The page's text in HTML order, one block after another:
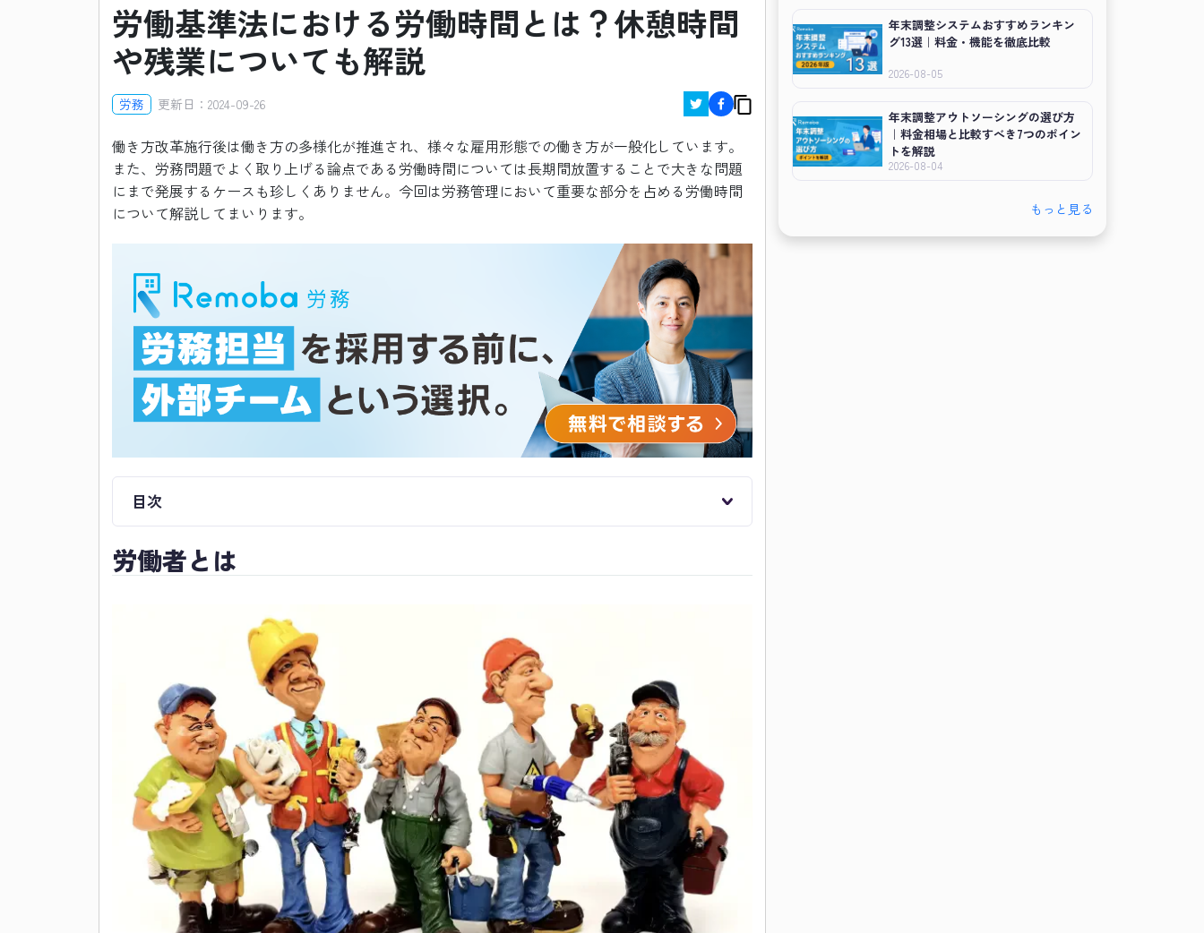
年末調整システムおすすめランキン
グ13選｜料金・機能を徹底比較
2026-08-05
年末調整アウトソーシングの選び方
｜料金相場と比較すべき7つのポイン
トを解説
2026-08-04
もっと見る
労働基準法における労働時間とは？休憩時間
や残業についても解説
労務 更新日： 2024-09-26
働き方改革施行後は働き方の多様化が推進され、様々な雇用形態での働き方が一般化しています。
また、労務問題でよく取り上げる論点である労働時間については長期間放置することで大きな問題
にまで発展するケースも珍しくありません。今回は労務管理において重要な部分を占める労働時間
について解説してまいります。
目次
労働者とは